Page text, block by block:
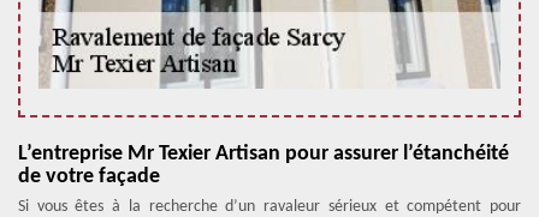
L’entreprise Mr Texier Artisan pour assurer l’étanchéité
de votre façade
Si vous êtes à la recherche d’un ravaleur sérieux et compétent pour